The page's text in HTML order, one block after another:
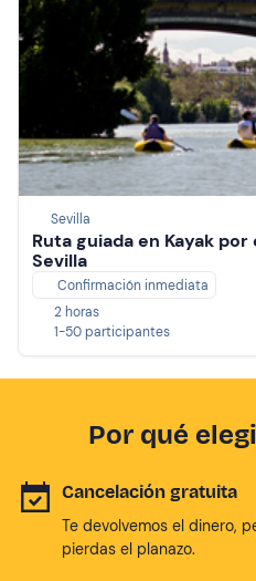
Sevilla
Ruta guiada en Kayak
Sevilla
Confirmación inmediata
2 horas
1-50 participantes
Por qué
Cancelación gratuita
Te devolvemos el dinero,
pierdas el planazo.